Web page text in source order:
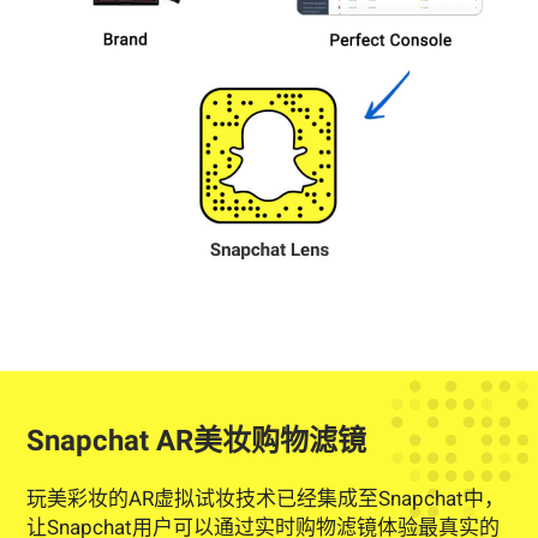
Snapchat AR美妆购物滤镜
玩美彩妆的AR虚拟试妆技术已经集成至Snapchat中，
让Snapchat用户可以通过实时购物滤镜体验最真实的